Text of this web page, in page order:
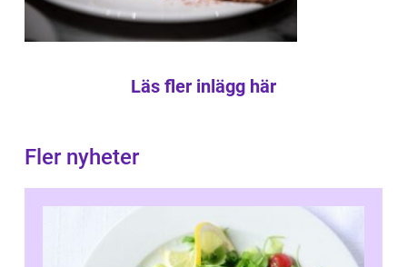
Läs fler inlägg här
Fler nyheter